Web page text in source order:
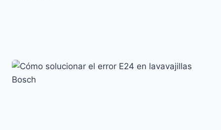
Error E22 en lavavajillas Balay: Causas y soluciones
Códigos de error y su significado